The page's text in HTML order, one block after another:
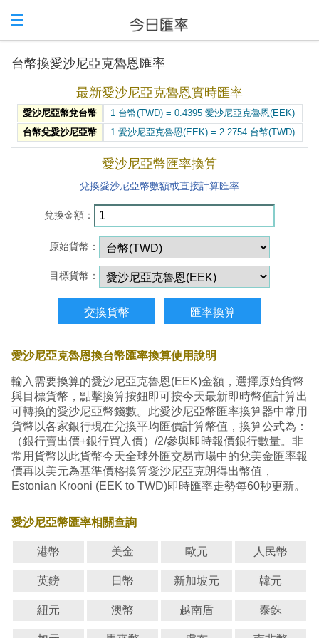
台幣換愛沙尼亞克魯恩匯率
最新愛沙尼亞克魯恩實時匯率
愛沙尼亞幣兌台幣
1 台幣(TWD) = 0.4395 愛沙尼亞克魯恩(EEK)
台幣兌愛沙尼亞幣
1 愛沙尼亞克魯恩(EEK) = 2.2754 台幣(TWD)
愛沙尼亞幣匯率換算
兌換愛沙尼亞幣數額或直接計算匯率
兌換金額：
原始貨幣：
目標貨幣：
愛沙尼亞克魯恩換台幣匯率換算使用說明
輸入需要換算的愛沙尼亞克魯恩(EEK)金額，選擇原始貨幣
與目標貨幣，點擊換算按鈕即可按今天最新即時幣值計算出
可轉換的愛沙尼亞幣錢數。此愛沙尼亞幣匯率換算器中常用
貨幣以各家銀行現在兌換平均匯價計算幣值，換算公式為：
（銀行賣出價+銀行買入價）/2/參與即時報價銀行數量。非
常用貨幣以此貨幣今天全球外匯交易市場中的兌美金匯率報
價再以美元為基準價格換算愛沙尼亞克朗得出幣值，
Estonian Krooni (EEK to TWD)即時匯率走勢每60秒更新。
愛沙尼亞幣匯率相關查詢
港幣 美金 歐元 人民幣
英鎊 日幣 新加坡元 韓元
紐元 澳幣 越南盾 泰銖